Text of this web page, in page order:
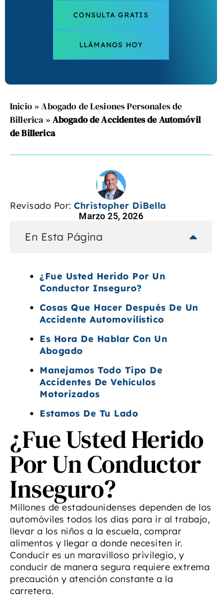
CONSULTA GRATIS
LLÁMANOS HOY
Inicio»Abogado de Lesiones Personales de
Billerica » Abogado de Accidentes de Automóvil
de Billerica
Revisado Por: Christopher DiBella
Marzo 25, 2026
En Esta Página
¿Fue Usted Herido Por Un
Conductor Inseguro?
Cosas Que Hacer Después De Un
Accidente Automovilístico
Es Hora De Hablar Con Un
Abogado
Manejamos Todo Tipo De
Accidentes De Vehículos
Motorizados
Estamos De Tu Lado
¿Fue Usted Herido
Por Un Conductor
Inseguro?
Millones de estadounidenses dependen de los
automóviles todos los días para ir al trabajo,
llevar a los niños a la escuela, comprar
alimentos y llegar a donde necesiten ir.
Conducir es un maravilloso privilegio, y
conducir de manera segura requiere extrema
precaución y atención constante a la
carretera.